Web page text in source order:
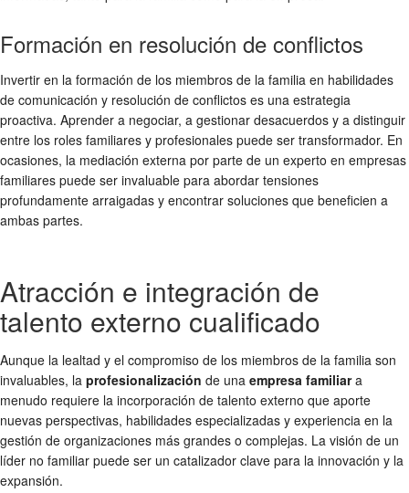
Formación en resolución de conflictos
Invertir en la formación de los miembros de la familia en habilidades
de comunicación y resolución de conflictos es una estrategia
proactiva. Aprender a negociar, a gestionar desacuerdos y a distinguir
entre los roles familiares y profesionales puede ser transformador. En
ocasiones, la mediación externa por parte de un experto en empresas
familiares puede ser invaluable para abordar tensiones
profundamente arraigadas y encontrar soluciones que beneficien a
ambas partes.
Atracción e integración de
talento externo cualificado
Aunque la lealtad y el compromiso de los miembros de la familia son
invaluables, la profesionalización de una empresa familiara
menudo requiere la incorporación de talento externo que aporte
nuevas perspectivas, habilidades especializadas y experiencia en la
gestión de organizaciones más grandes o complejas. La visión de un
líder no familiar puede ser un catalizador clave para la innovación y la
expansión.